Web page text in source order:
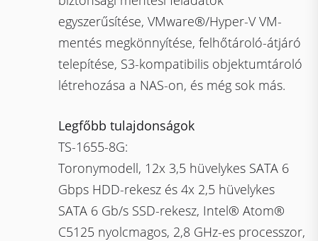
egyszerűsítése, VMware®/Hyper-V VM-
mentés megkönnyítése, felhőtároló-átjáró
telepítése, S3-kompatibilis objektumtároló
létrehozása a NAS-on, és még sok más.
Legfőbb tulajdonságok
TS-1655-8G:
Toronymodell, 12x 3,5 hüvelykes SATA 6
Gbps HDD-rekesz és 4x 2,5 hüvelykes
SATA 6 Gb/s SSD-rekesz, Intel® Atom®
C5125 nyolcmagos, 2,8 GHz-es processzor,